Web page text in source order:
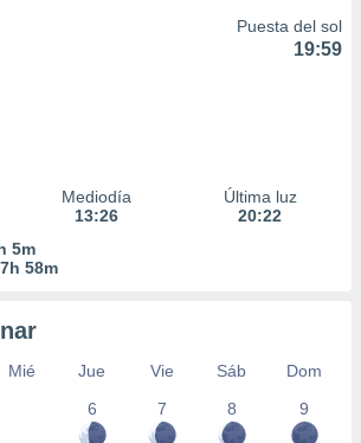
Puesta del sol
19:59
Mediodía
13:26
Última luz
20:22
5m
7h 58m
Mié Jue Vie Sáb
Dom
6
7 8 9